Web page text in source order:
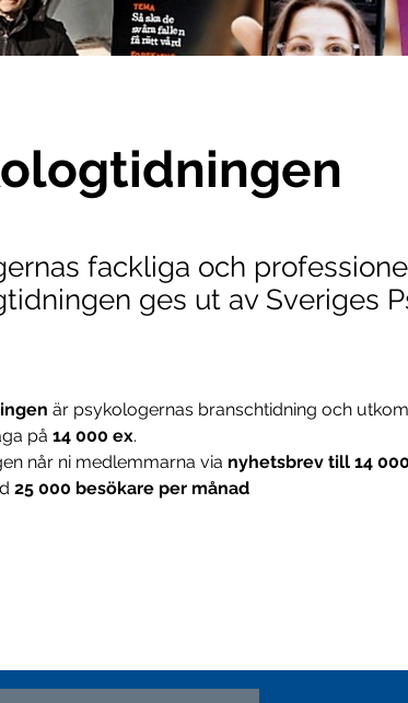
fackliga och
ges ut av Sveriges
är psykologernas branschtidning och
på 14 000 ex.
når ni medlemmarna via nyhetsbrev till 14
25 000 besökare per månad